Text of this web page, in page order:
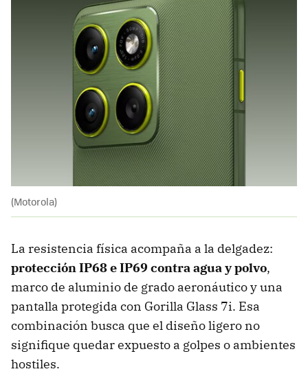
(Motorola)
La resistencia física acompaña a la delgadez:
protección IP68 e IP69 contra agua y polvo,
marco de aluminio de grado aeronáutico y una
pantalla protegida con Gorilla Glass 7i. Esa
combinación busca que el diseño ligero no
signifique quedar expuesto a golpes o ambientes
hostiles.